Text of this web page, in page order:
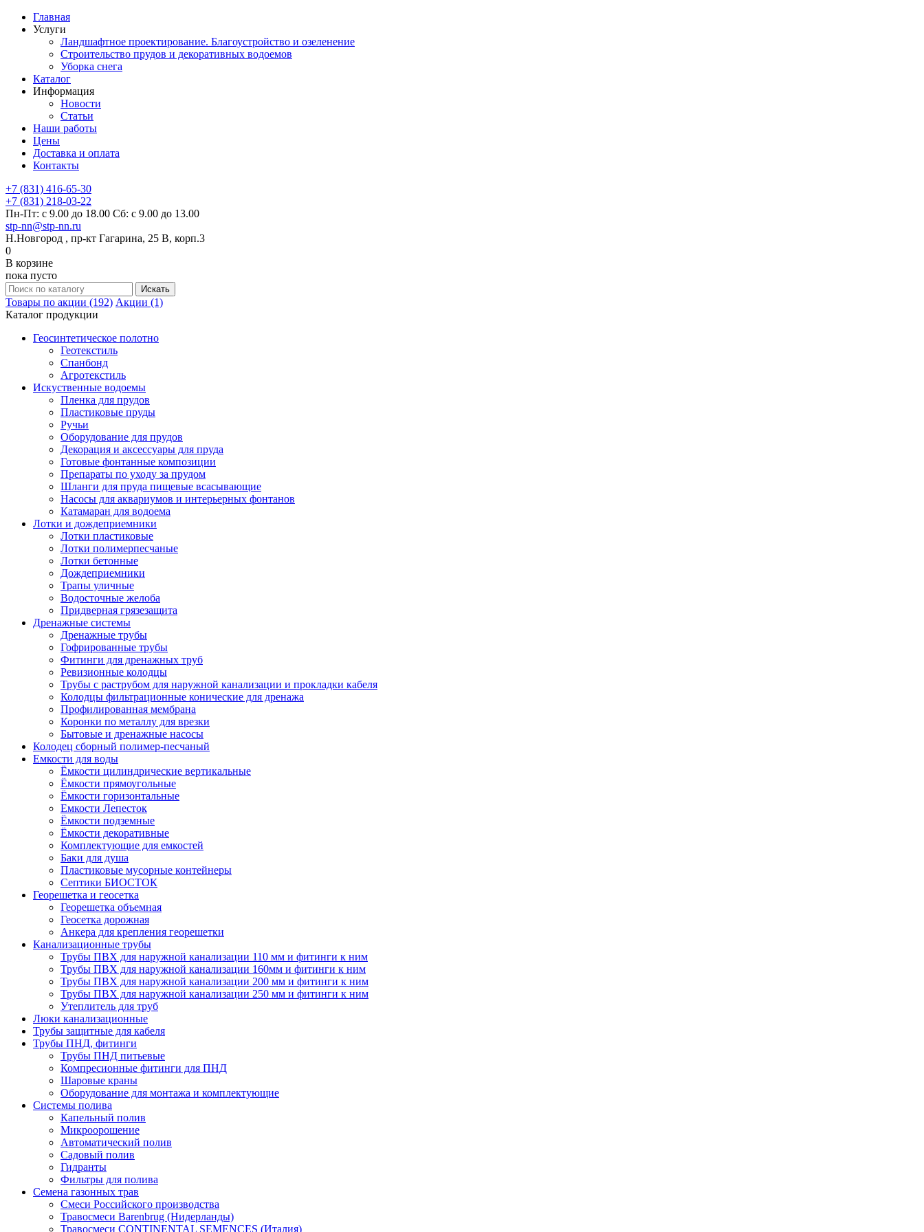
Главная
Услуги
Ландшафтное проектирование. Благоустройство и озеленение
Строительство прудов и декоративных водоемов
Уборка снега
Каталог
Информация
Новости
Статьи
Наши работы
Цены
Доставка и оплата
Контакты
+7 (831) 416-65-30
+7 (831) 218-03-22
Пн-Пт: с 9.00 до 18.00 Сб: с 9.00 до 13.00
stp-nn@stp-nn.ru
Н.Новгород , пр-кт Гагарина, 25 В, корп.3
0
В корзине
пока пусто
Товары по акции (192) Акции (1)
Каталог продукции
Геосинтетическое полотно
Геотекстиль
Спанбонд
Агротекстиль
Искуственные водоемы
Пленка для прудов
Пластиковые пруды
Ручьи
Оборудование для прудов
Декорация и аксессуары для пруда
Готовые фонтанные композиции
Препараты по уходу за прудом
Шланги для пруда пищевые всасывающие
Насосы для аквариумов и интерьерных фонтанов
Катамаран для водоема
Лотки и дождеприемники
Лотки пластиковые
Лотки полимерпесчаные
Лотки бетонные
Дождеприемники
Трапы уличные
Водосточные желоба
Придверная грязезащита
Дренажные системы
Дренажные трубы
Гофрированные трубы
Фитинги для дренажных труб
Ревизионные колодцы
Трубы с раструбом для наружной канализации и прокладки кабеля
Колодцы фильтрационные конические для дренажа
Профилированная мембрана
Коронки по металлу для врезки
Бытовые и дренажные насосы
Колодец сборный полимер-песчаный
Емкости для воды
Ёмкости цилиндрические вертикальные
Ёмкости прямоугольные
Ёмкости горизонтальные
Емкости Лепесток
Ёмкости подземные
Ёмкости декоративные
Комплектующие для емкостей
Баки для душа
Пластиковые мусорные контейнеры
Септики БИОСТОК
Георешетка и геосетка
Георешетка объемная
Геосетка дорожная
Анкера для крепления георешетки
Канализационные трубы
Трубы ПВХ для наружной канализации 110 мм и фитинги к ним
Трубы ПВХ для наружной канализации 160мм и фитинги к ним
Трубы ПВХ для наружной канализации 200 мм и фитинги к ним
Трубы ПВХ для наружной канализации 250 мм и фитинги к ним
Утеплитель для труб
Люки канализационные
Трубы защитные для кабеля
Трубы ПНД, фитинги
Трубы ПНД питьевые
Компресионные фитинги для ПНД
Шаровые краны
Оборудование для монтажа и комплектующие
Системы полива
Капельный полив
Микроорошение
Автоматический полив
Садовый полив
Гидранты
Фильтры для полива
Семена газонных трав
Смеси Российского производства
Травосмеси Barenbrug (Нидерланды)
Травосмеси CONTINENTAL SEMENCES (Италия)